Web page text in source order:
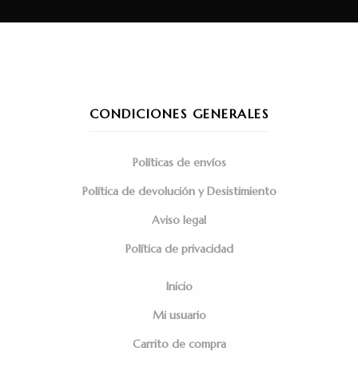
CONDICIONES GENERALES
Políticas de envíos
Política de devolución y Desistimiento
Aviso legal
Política de privacidad
Inicio
Mi usuario
Carrito de compra